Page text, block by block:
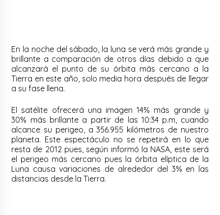
En la noche del sábado, la luna se verá más grande y
brillante a comparación de otros días debido a que
alcanzará el punto de su órbita más cercano a la
Tierra en este año, solo media hora después de llegar
a su fase llena.
El satélite ofrecerá una imagen 14% más grande y
30% más brillante a partir de las 10:34 p.m, cuando
alcance su perigeo, a 356.955 kilómetros de nuestro
planeta. Este espectáculo no se repetirá en lo que
resta de 2012 pues, según informó la NASA, este será
el perigeo más cercano pues la órbita elíptica de la
Luna causa variaciones de alrededor del 3% en las
distancias desde la Tierra.